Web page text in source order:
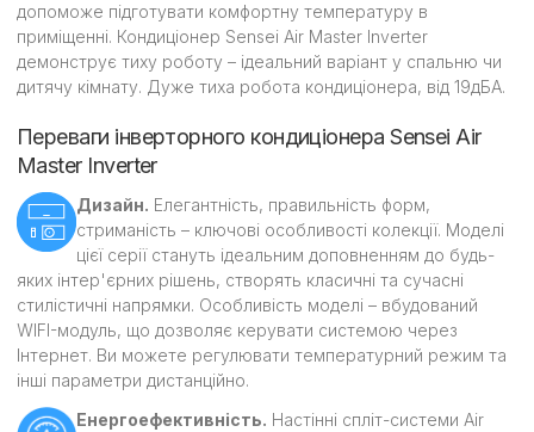
допоможе підготувати комфортну температуру в
приміщенні. Кондиціонер Sensei Air Master Inverter
демонструє тиху роботу – ідеальний варіант у спальню чи
дитячу кімнату. Дуже тиха робота кондиціонера, від 19дБА.
Переваги інверторного кондиціонера Sensei Air
Master Inverter
Дизайн. Елегантність, правильність форм,
стриманість – ключові особливості колекції. Моделі
цієї серії стануть ідеальним доповненням до будь-
яких інтер'єрних рішень, створять класичні та сучасні
стилістичні напрямки. Особливість моделі – вбудований
WIFI-модуль, що дозволяє керувати системою через
Інтернет. Ви можете регулювати температурний режим та
інші параметри дистанційно.
Енергоефективність. Настінні спліт-системи Air